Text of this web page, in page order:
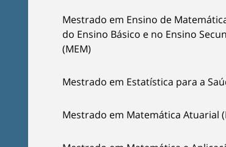
Mestrado em Ensino de
do Ensino Básico e no Ensino
(MEM)
Mestrado em Estatística para a
Mestrado em Matemática Atuarial